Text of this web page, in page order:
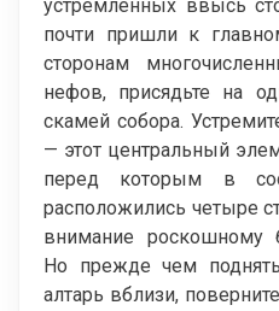
устремленных ввысь
почти пришли к
сторонам
нефов, присядьте на
скамей собора.
— этот центральный
перед которым в
расположились четыре
внимание роскошному
Но прежде чем
алтарь вблизи,